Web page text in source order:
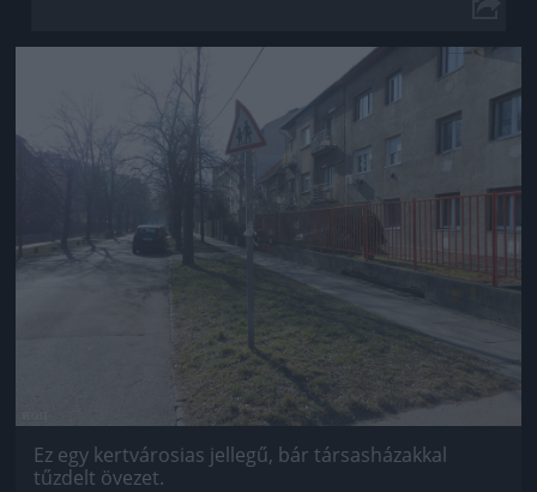
Jön még kép!
Ez egy kertvárosias jellegű, bár társasházakkal
tűzdelt övezet.